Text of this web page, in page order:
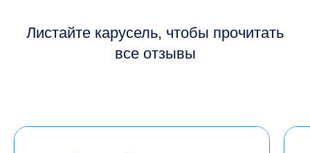
Листайте карусель, чтобы прочитать
все отзывы